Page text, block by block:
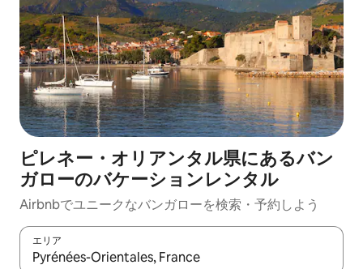
ピレネー・オリアンタル県にあるバン
ガローのバケーションレンタル
Airbnbでユニークなバンガローを検索・予約しよう
エリア
検索結果が表示されたら、上下の矢印キーを使って移動するか